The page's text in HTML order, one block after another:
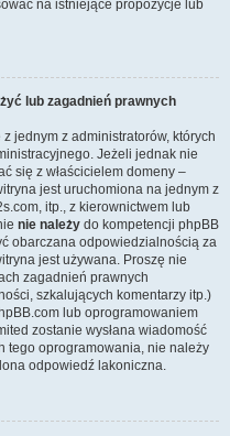
na istniejące propozycje lub
lub zagadnień prawnych
jednym z administratorów, których
Jeżeli jednak nie
się z właścicielem domeny –
jest uruchomiona na jednym z
itp., z kierownictwem lub
nie należy do kompetencji phpBB
obarczana odpowiedzialnością za
jest używana. Proszę nie
zagadnień prawnych
szkalujących komentarzy itp.)
lub oprogramowaniem
zostanie wysłana wiadomość
tego oprogramowania, nie należy
odpowiedź lakoniczna.